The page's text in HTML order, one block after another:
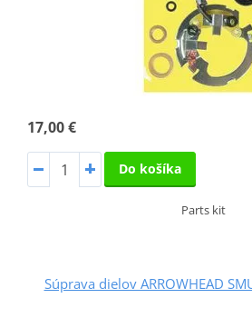
17,00 €
Do košíka
Parts kit
Súprava dielov ARROWHEAD